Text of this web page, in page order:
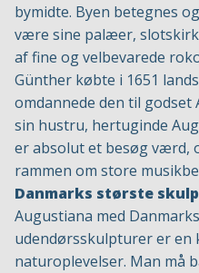
bymidte. Byen betegnes
være sine palæer,
af fine og velbevarede
Günther købte i 1651
omdannede den til
sin hustru, hertuginde
er absolut et besøg værd,
rammen om store
Danmarks største
Augustiana med
udendørsskulpturer er
naturoplevelser. Man må